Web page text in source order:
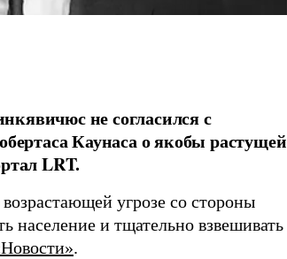
не согласился с
Каунаса о якобы растущей
LRT.
угрозе со стороны
население и тщательно взвешивать
.